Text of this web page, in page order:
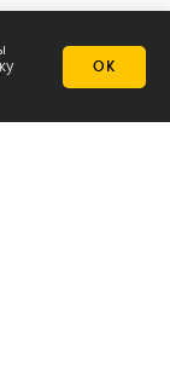
ОК